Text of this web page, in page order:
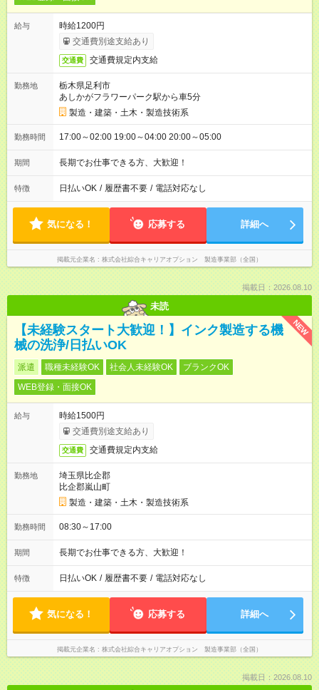
給与
時給1200円
交通費別途支給あり
交通費 交通費規定内支給
勤務地
栃木県足利市
あしかがフラワーパーク駅から車5分
製造・建築・土木・製造技術系
勤務時間 17:00～02:00 19:00～04:00 20:00～05:00
期間 長期でお仕事できる方、大歓迎！
特徴 日払いOK / 履歴書不要 / 電話対応なし
気になる！ 応募する 詳細へ
掲載元企業名 株式会社綜合キャリアオプション 製造事業部（全国）
掲載日：2026.08.10
未読
NEW
【未経験スタート大歓迎！】インク製造する機
械の洗浄/日払いOK
派遣 職種未経験OK 社会人未経験OK
ブランクOK
WEB登録・面接OK
給与
時給1500円
交通費別途支給あり
交通費 交通費規定内支給
勤務地
埼玉県比企郡
比企郡嵐山町
製造・建築・土木・製造技術系
勤務時間 08:30～17:00
期間 長期でお仕事できる方、大歓迎！
特徴 日払いOK / 履歴書不要 / 電話対応なし
気になる！ 応募する 詳細へ
掲載元企業名 株式会社綜合キャリアオプション 製造事業部（全国）
掲載日：2026.08.10